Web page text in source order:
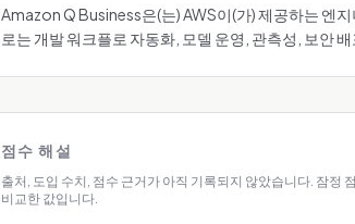
Amazon Q Business은(는) AWS이(가) 제공하는 엔
로는 개발 워크플로 자동화, 모델 운영, 관측성, 보안
점수 해설
출처, 도입 수치, 점수 근거가 아직 기록되지 않았습니다. 잠정
비교한 값입니다.